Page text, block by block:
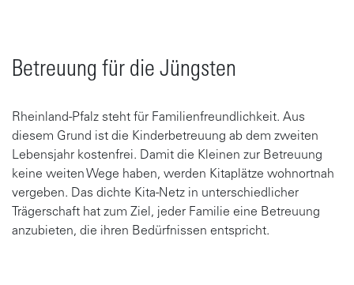
Betreuung für die Jüngsten
Rheinland-Pfalz steht für Familienfreundlichkeit. Aus
diesem Grund ist die Kinderbetreuung ab dem zweiten
Lebensjahr kostenfrei. Damit die Kleinen zur Betreuung
keine weiten Wege haben, werden Kitaplätze wohnortnah
vergeben. Das dichte Kita-Netz in unterschiedlicher
Trägerschaft hat zum Ziel, jeder Familie eine Betreuung
anzubieten, die ihren Bedürfnissen entspricht.